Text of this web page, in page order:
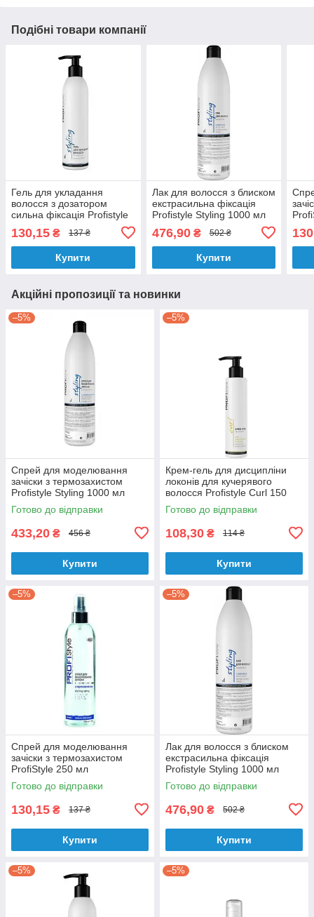
Подібні товари компанії
Гель для укладання
волосся з дозатором
сильна фіксація Profistyle
130,15 ₴ 137 ₴
Купити
Лак для волосся з блиском
екстрасильна фіксація
Profistyle Styling 1000 мл
476,90₴ 502 ₴
Купити
Акційні пропозиції та новинки
–5%
Спрей для моделювання
зачіски з термозахистом
Profistyle Styling 1000 мл
Готово до відправки
433,20 ₴ 456 ₴
Купити
–5%
Крем-гель для дисципліни
локонів для кучерявого
волосся Profistyle Curl 150
мл.
Готово до відправки
108,30 ₴ 114 ₴
Купити
–5%
Спрей для моделювання
зачіски з термозахистом
ProfiStyle 250 мл
Готово до відправки
130,15 ₴ 137 ₴
Купити
–5%
Лак для волосся з блиском
екстрасильна фіксація
Profistyle Styling 1000 мл
Готово до відправки
476,90 ₴ 502 ₴
Купити
–5% –5%